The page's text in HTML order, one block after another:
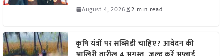
August 4, 2026 2 min read
कृषि यंत्रों पर सब्सिडी चाहिए? आवेदन की